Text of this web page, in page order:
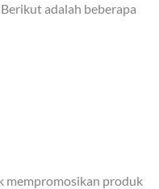
adalah beberapa
mempromosikan produk